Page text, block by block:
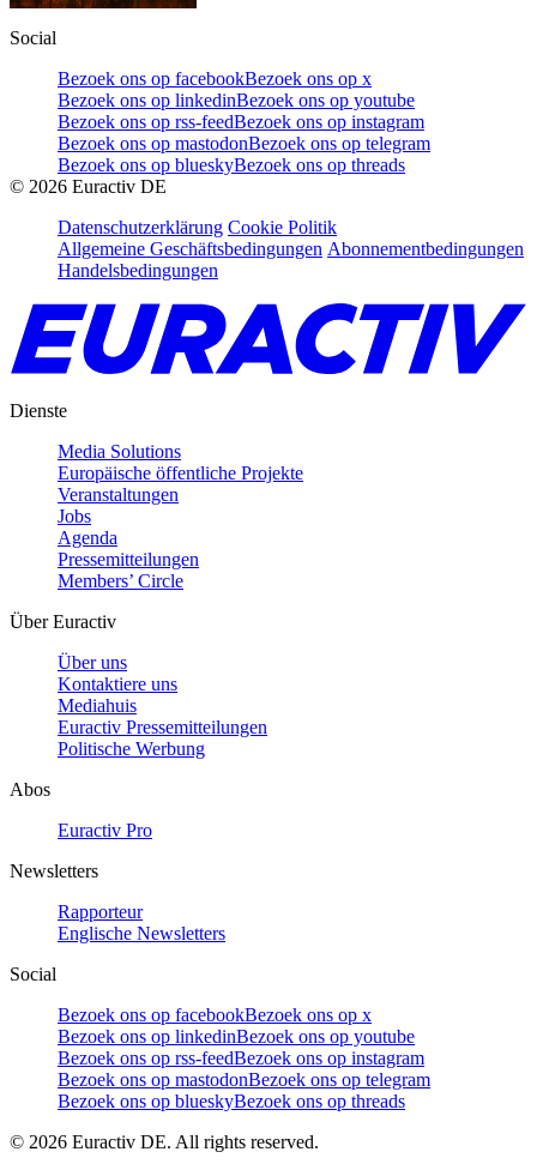
Social
Bezoek ons op facebookBezoek ons op x
Bezoek ons op linkedinBezoek ons op youtube
Bezoek ons op rss-feedBezoek ons op instagram
Bezoek ons op mastodonBezoek ons op telegram
Bezoek ons op blueskyBezoek ons op threads
© 2026 Euractiv DE
Datenschutzerklärung Cookie Politik
Allgemeine Geschäftsbedingungen Abonnementbedingungen
Handelsbedingungen
Dienste
Media Solutions
Europäische öffentliche Projekte
Veranstaltungen
Jobs
Agenda
Pressemitteilungen
Members’ Circle
Über Euractiv
Über uns
Kontaktiere uns
Mediahuis
Euractiv Pressemitteilungen
Politische Werbung
Abos
Euractiv Pro
Newsletters
Rapporteur
Englische Newsletters
Social
Bezoek ons op facebookBezoek ons op x
Bezoek ons op linkedinBezoek ons op youtube
Bezoek ons op rss-feedBezoek ons op instagram
Bezoek ons op mastodonBezoek ons op telegram
Bezoek ons op blueskyBezoek ons op threads
© 2026 Euractiv DE. All rights reserved.